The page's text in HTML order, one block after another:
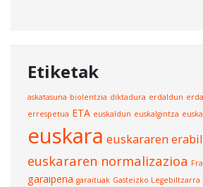
Etiketak
askatasuna biolentzia diktadura erdaldun
errespetua ETA euskaldun euskalgintza
euskara euskararen
euskararen normalizazioa
garaipena garaituak Gasteizko Legebiltzarra